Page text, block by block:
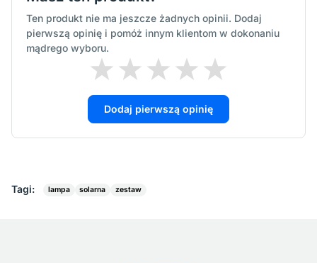
Ten produkt nie ma jeszcze żadnych opinii. Dodaj
pierwszą opinię i pomóż innym klientom w dokonaniu
mądrego wyboru.
Dodaj pierwszą opinię
Tagi: lampa solarna zestaw